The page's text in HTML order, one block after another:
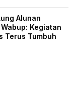
Alunan
Kegiatan
Terus Tumbuh